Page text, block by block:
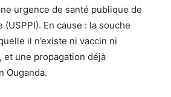
urgence de santé publique de
En cause : la souche
il n’existe ni vaccin ni
une propagation déjà
Ouganda.